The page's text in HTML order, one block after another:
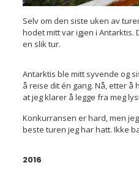
Selv om den siste uken av
hodet mitt var igjen i Antarktis.
en slik tur.
Antarktis ble mitt syvende og
å reise dit én gang. Nå, etter
at jeg klarer å legge fra meg
Konkurransen er hard, men
beste turen jeg har hatt. Ikke
2016